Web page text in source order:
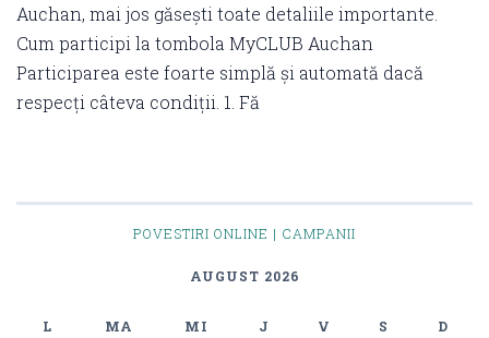
Auchan, mai jos găsești toate detaliile importante.
Cum participi la tombola MyCLUB Auchan
Participarea este foarte simplă și automată dacă
respecți câteva condiții. 1. Fă
POVESTIRI ONLINE | CAMPANII
AUGUST 2026
L MA MI J V S D